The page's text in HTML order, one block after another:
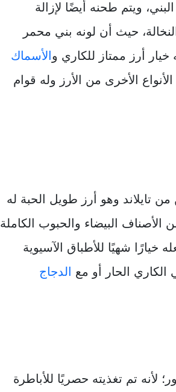
ويتم طحنه أيضًا لإزالة
حيث أن لونه بني محمر
خيار أرز ممتاز للكاري و الأسماك
الأخرى من الأرز وله قوام
من تايلاند وهو أرز طويل الحبة له
البيضاء والحبوب الكاملة
خيارًا شهيًا للأطباق الآسيوية
الكاري الحار أو مع
الدجاج
لأنه تم تغذيته حصريًا للأباطرة